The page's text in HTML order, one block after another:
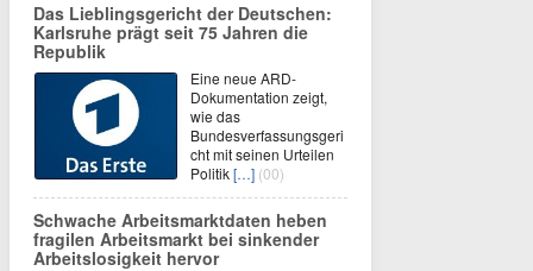
Das Lieblingsgericht der Deutschen:
Karlsruhe prägt seit 75 Jahren die
Republik
Eine neue ARD-
Dokumentation zeigt,
wie das
Bundesverfassungsgeri
cht mit seinen Urteilen
Politik[…] (00)
Schwache Arbeitsmarktdaten heben
fragilen Arbeitsmarkt bei sinkender
Arbeitslosigkeit hervor